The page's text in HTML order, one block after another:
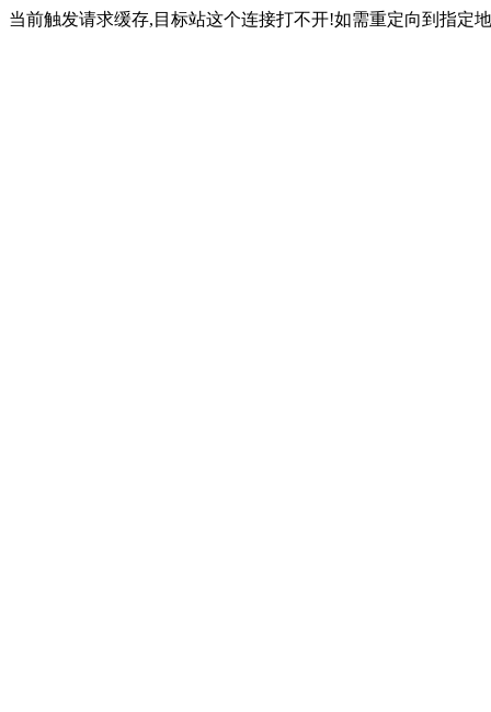
当前触发请求缓存,目标站这个连接打不开!如需重定向到指定